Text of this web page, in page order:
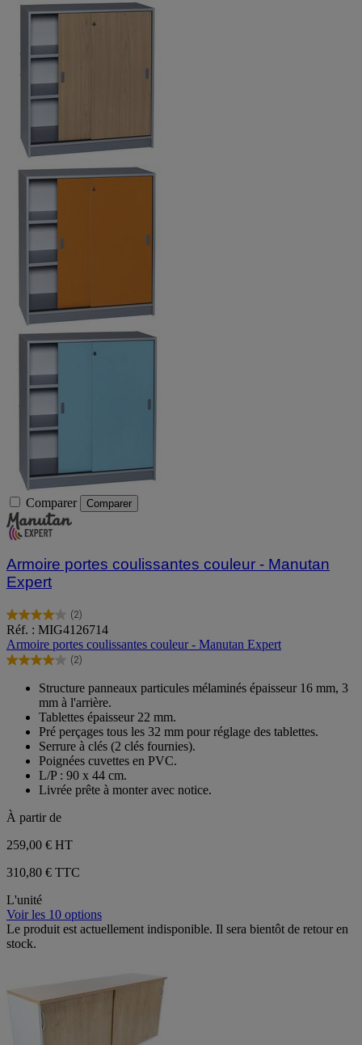
Comparer Comparer
Armoire portes coulissantes couleur - Manutan
Expert
(2)
4.0
sur
5
étoiles.
avis
Réf. : MIG4126714
Armoire portes coulissantes couleur - Manutan Expert
(2)
4.0
étoiles.
avis
Structure panneaux particules mélaminés épaisseur 16 mm, 3
mm à l'arrière.
Tablettes épaisseur 22 mm.
Pré perçages tous les 32 mm pour réglage des tablettes.
Serrure à clés (2 clés fournies).
Poignées cuvettes en PVC.
L/P : 90 x 44 cm.
Livrée prête à monter avec notice.
À partir de
259,00 € HT
310,80 € TTC
L'unité
Voir les 10 options
Le produit est actuellement indisponible. Il sera bientôt de retour en
stock.